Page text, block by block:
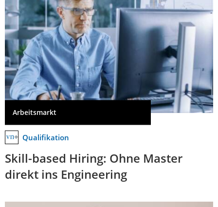
Arbeitsmarkt
Qualifikation
Skill-based Hiring: Ohne Master
direkt ins Engineering